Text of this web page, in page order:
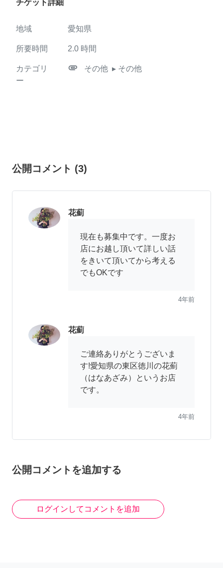
チケット詳細
地域 愛知県
所要時間 2.0 時間
カテゴリ
ー
attachment その他 ▸ その他
公開コメント (3)
花薊
現在も募集中です。一度お
店にお越し頂いて詳しい話
をきいて頂いてから考える
でもOKです
4年前
花薊
ご連絡ありがとうございま
す!愛知県の東区徳川の花薊
（はなあざみ）というお店
です。
4年前
初めまして。エニタイムを
公開コメントを追加する
ログインしてコメントを追加